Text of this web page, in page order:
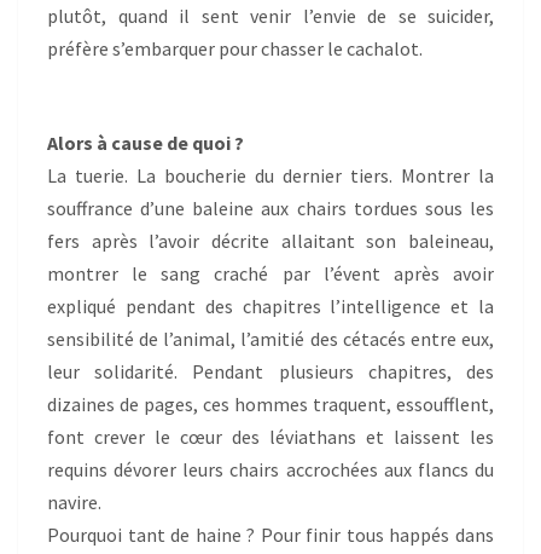
plutôt, quand il sent venir l’envie de se suicider,
préfère s’embarquer pour chasser le cachalot.
Alors à cause de quoi ?
La tuerie. La boucherie du dernier tiers. Montrer la
souffrance d’une baleine aux chairs tordues sous les
fers après l’avoir décrite allaitant son baleineau,
montrer le sang craché par l’évent après avoir
expliqué pendant des chapitres l’intelligence et la
sensibilité de l’animal, l’amitié des cétacés entre eux,
leur solidarité. Pendant plusieurs chapitres, des
dizaines de pages, ces hommes traquent, essoufflent,
font crever le cœur des léviathans et laissent les
requins dévorer leurs chairs accrochées aux flancs du
navire.
Pourquoi tant de haine ? Pour finir tous happés dans